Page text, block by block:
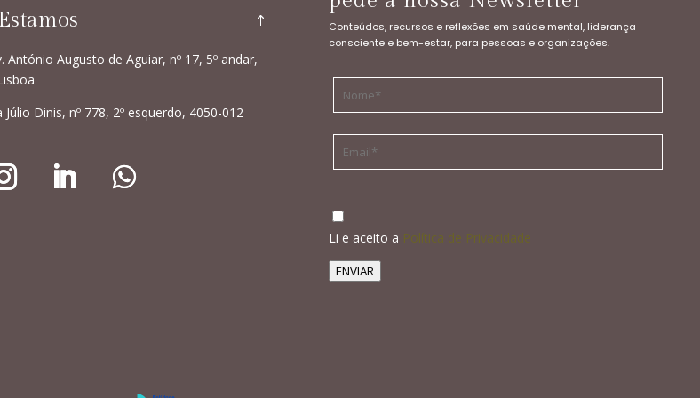
António Augusto de Aguiar, nº 17, 5º andar,
Júlio Dinis, nº 778, 2º esquerdo, 4050-012
Conteúdos, recursos e reflexões em saúde mental, liderança
consciente e bem-estar, para pessoas e organizações.
Li e aceito a Política de Privacidade
ENVIAR